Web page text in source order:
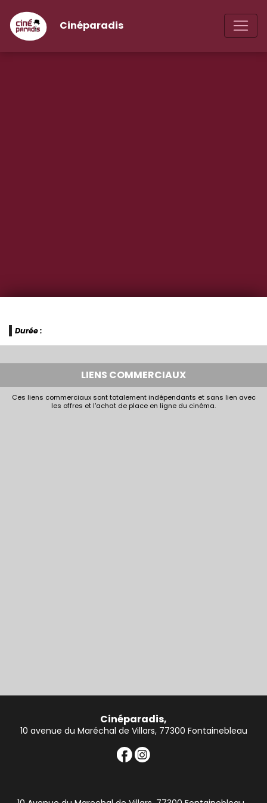
Cinéparadis
Durée :
LIENS COMMERCIAUX
Ces liens commerciaux sont totalement indépendants et sans lien avec
les offres et l'achat de place en ligne du cinéma.
Cinéparadis,
10 avenue du Maréchal de Villars, 77300 Fontainebleau